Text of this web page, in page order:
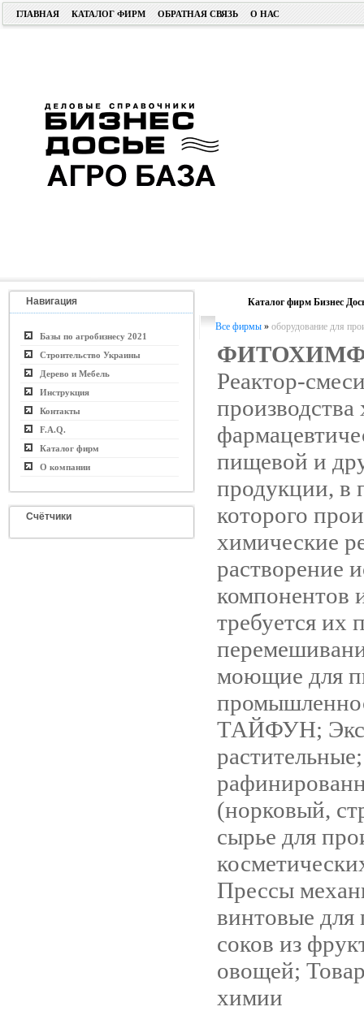
ГЛАВНАЯ КАТАЛОГ ФИРМ ОБРАТНАЯ СВЯЗЬ О НАС
Навигация
Базы по агробизнесу 2021
Строительство Украины
Дерево и Мебель
Инструкция
Контакты
F.A.Q.
Каталог фирм
О компании
Счётчики
Каталог фирм Бизнес
Все фирмы » оборудование для
Реактор-
пищевой и
продукции, в
которого
химические
растворение
компонентов
требуется их
моющие для
ТАЙФУН;
(норковый,
сырье для
Прессы
винтовые для
соков из
овощей;
химии